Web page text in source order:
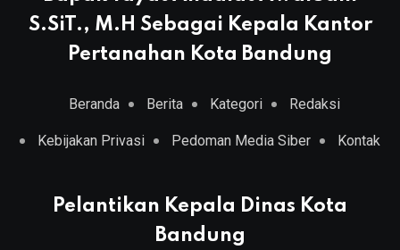
S.SiT., M.H Sebagai Kepala Kantor
Pertanahan Kota Bandung
Beranda Berita Kategori Redaksi
Kebijakan Privasi Pedoman Media Siber Kontak
Pelantikan Kepala Dinas Kota
Bandung